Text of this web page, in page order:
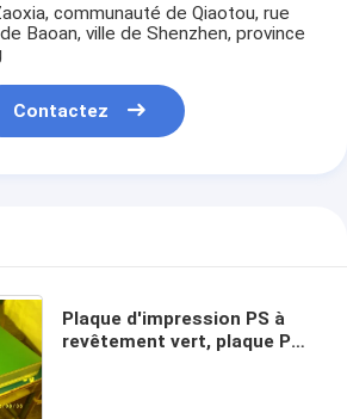
communauté de Qiaotou, rue
Baoan, ville de Shenzhen, province
Contactez
Plaque d'impression PS à
revêtement vert, plaque PS